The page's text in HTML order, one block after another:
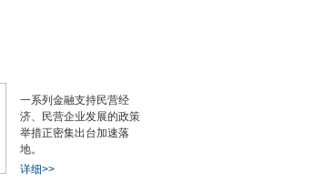
一系列金融支持民营经
济、民营企业发展的政策
举措正密集出台加速落
地。
详细>>